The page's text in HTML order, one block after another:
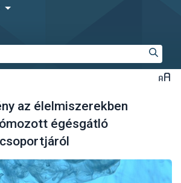
az élelmiszerekben
égésgátló